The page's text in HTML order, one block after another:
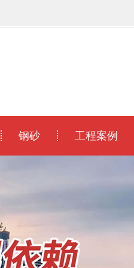
钢砂 工程案例